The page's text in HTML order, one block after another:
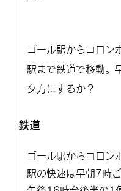
ゴール駅からコロン
駅まで鉄道で移動。
夕方にするか？
鉄道
ゴール駅からコロン
駅の快速は早朝7時